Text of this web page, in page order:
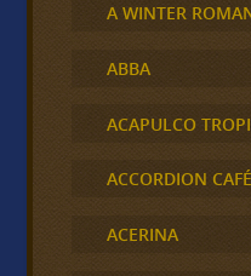
A WINTER
ABBA
ACAPULCO
ACCORDION
ACERINA